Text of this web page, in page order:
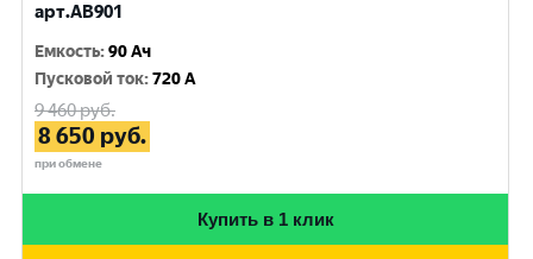
арт.AB901
Емкость:90 Ач
Пусковой ток:720 A
9 460руб.
8 650 руб.
при обмене
Купить в 1 клик